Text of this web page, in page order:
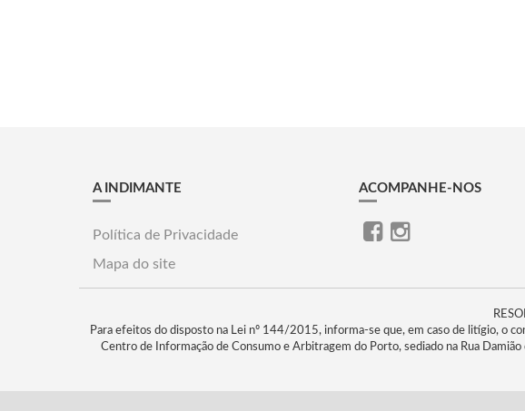
A INDIMANTE
Política de Privacidade
Mapa do site
ACOMPANHE-NOS
Para efeitos do disposto na Lei nº 144/2015, informa-se que, em caso de litígio, o
Centro de Informação de Consumo e Arbitragem do Porto, sediado na Rua